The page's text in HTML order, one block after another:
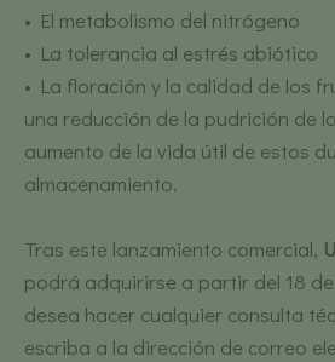
• El metabolismo del nitrógeno
• La tolerancia al estrés abiótico
• La floración y la calidad de los
una reducción de la pudrición de
aumento de la vida útil de estos
almacenamiento.
Tras este lanzamiento comercial,
podrá adquirirse a partir del 18
desea hacer cualquier consulta
escriba a la dirección de correo